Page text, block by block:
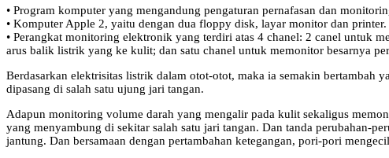
• Program komputer yang mengandung pengaturan pernafasan dan
• Komputer Apple 2, yaitu dengan dua floppy disk, layar monitor dan printer.
• Perangkat monitoring elektronik yang terdiri atas 4 chanel: 2 canel untuk
arus balik listrik yang ke kulit; dan satu chanel untuk memonitor besarnya
Berdasarkan elektrisitas listrik dalam otot-otot, maka ia semakin bertambah
dipasang di salah satu ujung jari tangan.
Adapun monitoring volume darah yang mengalir pada kulit sekaligus
yang menyambung di sekitar salah satu jari tangan. Dan tanda perubahan-
jantung. Dan bersamaan dengan pertambahan ketegangan, pori-pori